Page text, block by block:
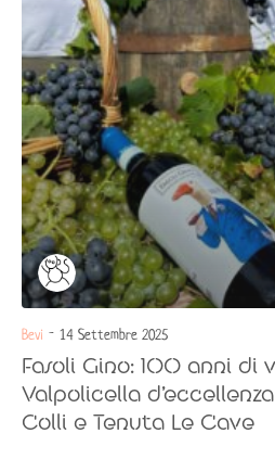
Bevi - 14 Settembre 2025
Fasoli Gino: 100 anni di
Valpolicella
Colli e Tenuta Le Cave